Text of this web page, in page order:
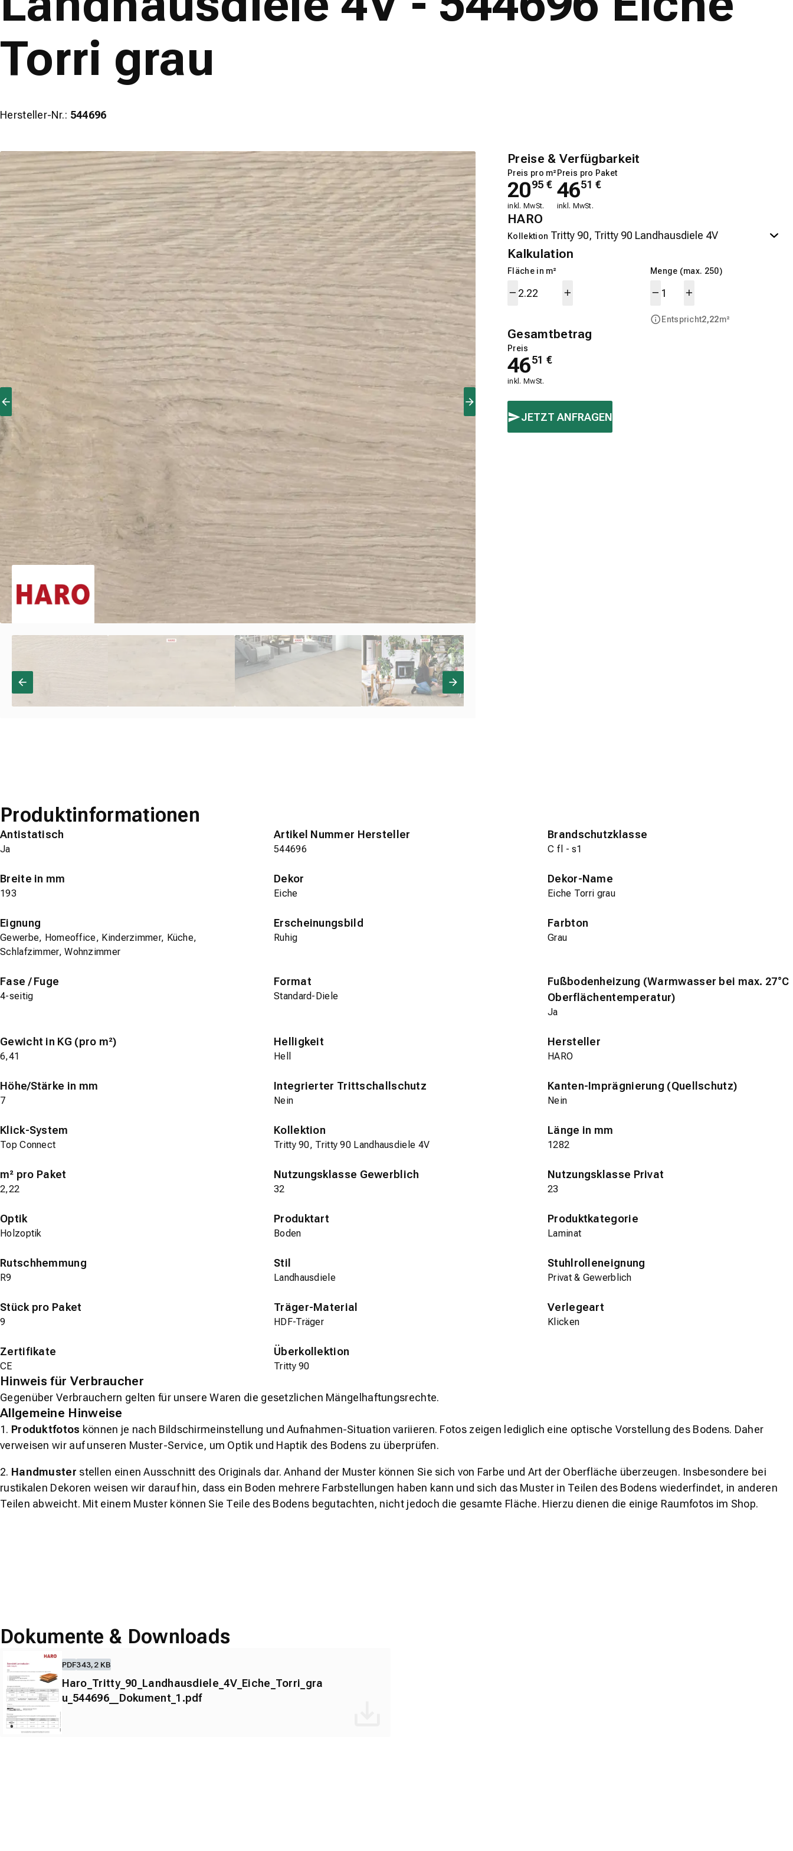
Torri grau
Hersteller-Nr.: 544696
Preise & Verfügbarkeit
Preis pro m²
2095 €
inkl. MwSt.
Preis pro Paket
4651 €
inkl. MwSt.
HARO
Kollektion
Kalkulation
Fläche in m² Menge (max. 250)
Entspricht2,22m²
Gesamtbetrag
Preis
4651 €
inkl. MwSt.
JETZT ANFRAGEN
Produktinformationen
Antistatisch
Ja
Artikel Nummer Hersteller
544696
Brandschutzklasse
C fl - s1
Breite in mm
193
Dekor
Eiche
Dekor-Name
Eiche Torri grau
Eignung
Gewerbe, Homeoffice, Kinderzimmer, Küche,
Schlafzimmer, Wohnzimmer
Erscheinungsbild
Ruhig
Farbton
Grau
Fase / Fuge
4-seitig
Format
Standard-Diele
Fußbodenheizung (Warmwasser bei max. 27°C
Oberflächentemperatur)
Ja
Gewicht in KG (pro m²)
6,41
Helligkeit
Hell
Hersteller
HARO
Höhe/Stärke in mm
7
Integrierter Trittschallschutz
Nein
Kanten-Imprägnierung (Quellschutz)
Nein
Klick-System
Top Connect
Kollektion
Tritty 90, Tritty 90 Landhausdiele 4V
Länge in mm
1282
m² pro Paket
2,22
Nutzungsklasse Gewerblich
32
Nutzungsklasse Privat
23
Optik
Holzoptik
Produktart
Boden
Produktkategorie
Laminat
Rutschhemmung
R9
Stil
Landhausdiele
Stuhlrolleneignung
Privat & Gewerblich
Stück pro Paket
9
Träger-Material
HDF-Träger
Verlegeart
Klicken
Zertifikate
CE
Überkollektion
Tritty 90
Hinweis für Verbraucher
Gegenüber Verbrauchern gelten für unsere Waren die gesetzlichen Mängelhaftungsrechte.
Allgemeine Hinweise
1. Produktfotos können je nach Bildschirmeinstellung und Aufnahmen-Situation variieren. Fotos zeigen lediglich eine optische Vorstellung des Bodens. Daher
verweisen wir auf unseren Muster-Service, um Optik und Haptik des Bodens zu überprüfen.
2. Handmuster stellen einen Ausschnitt des Originals dar. Anhand der Muster können Sie sich von Farbe und Art der Oberfläche überzeugen. Insbesondere bei
rustikalen Dekoren weisen wir darauf hin, dass ein Boden mehrere Farbstellungen haben kann und sich das Muster in Teilen des Bodens wiederfindet, in anderen
Teilen abweicht. Mit einem Muster können Sie Teile des Bodens begutachten, nicht jedoch die gesamte Fläche. Hierzu dienen die einige Raumfotos im Shop.
Dokumente & Downloads
PDF343,2 KB
Haro_Tritty_90_Landhausdiele_4V_Eiche_Torri_gra
u_544696__Dokument_1.pdf